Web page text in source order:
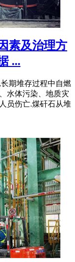
素及治理方
...
期堆存过程中自燃
水体污染、地质灾
员伤亡.煤矸石从堆